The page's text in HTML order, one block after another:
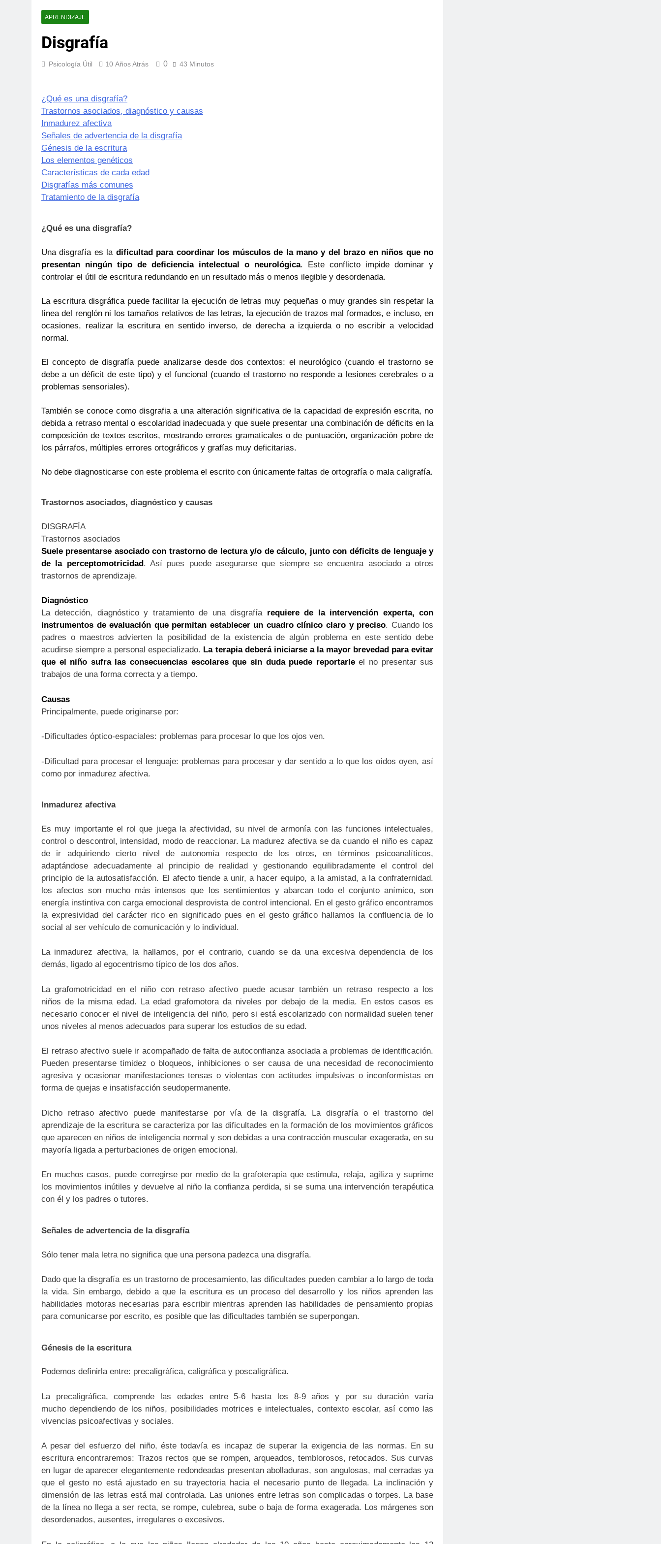
APRENDIZAJE
Disgrafía
Psicología Útil 10 Años Atrás 0 43 Minutos
¿Qué es una disgrafía?
Trastornos asociados, diagnóstico y causas
Inmadurez afectiva
Señales de advertencia de la disgrafía
Génesis de la escritura
Los elementos genéticos
Características de cada edad
Disgrafías más comunes
Tratamiento de la disgrafía
¿Qué es una disgrafía?
Una disgrafía es la dificultad para coordinar los músculos de la mano y del brazo en niños que no
presentan ningún tipo de deficiencia intelectual o neurológica. Este conflicto impide dominar y
controlar el útil de escritura redundando en un resultado más o menos ilegible y desordenada.
La escritura disgráfica puede facilitar la ejecución de letras muy pequeñas o muy grandes sin respetar la
línea del renglón ni los tamaños relativos de las letras, la ejecución de trazos mal formados, e incluso, en
ocasiones, realizar la escritura en sentido inverso, de derecha a izquierda o no escribir a velocidad
normal.
El concepto de disgrafía puede analizarse desde dos contextos: el neurológico (cuando el trastorno se
debe a un déficit de este tipo) y el funcional (cuando el trastorno no responde a lesiones cerebrales o a
problemas sensoriales).
También se conoce como disgrafia a una alteración significativa de la capacidad de expresión escrita, no
debida a retraso mental o escolaridad inadecuada y que suele presentar una combinación de déficits en la
composición de textos escritos, mostrando errores gramaticales o de puntuación, organización pobre de
los párrafos, múltiples errores ortográficos y grafías muy deficitarias.
No debe diagnosticarse con este problema el escrito con únicamente faltas de ortografía o mala caligrafía.
Trastornos asociados, diagnóstico y causas
DISGRAFÍA
Trastornos asociados
Suele presentarse asociado con trastorno de lectura y/o de cálculo, junto con déficits de lenguaje y
de la perceptomotricidad. Así pues puede asegurarse que siempre se encuentra asociado a otros
trastornos de aprendizaje.
Diagnóstico
La detección, diagnóstico y tratamiento de una disgrafía requiere de la intervención experta, con
instrumentos de evaluación que permitan establecer un cuadro clínico claro y preciso. Cuando los
padres o maestros advierten la posibilidad de la existencia de algún problema en este sentido debe
acudirse siempre a personal especializado. La terapia deberá iniciarse a la mayor brevedad para evitar
que el niño sufra las consecuencias escolares que sin duda puede reportarleel no presentar sus
trabajos de una forma correcta y a tiempo.
Causas
Principalmente, puede originarse por:
-Dificultades óptico-espaciales: problemas para procesar lo que los ojos ven.
-Dificultad para procesar el lenguaje: problemas para procesar y dar sentido a lo que los oídos oyen, así
como por inmadurez afectiva.
Inmadurez afectiva
Es muy importante el rol que juega la afectividad, su nivel de armonía con las funciones intelectuales,
control o descontrol, intensidad, modo de reaccionar. La madurez afectiva se da cuando el niño es capaz
de ir adquiriendo cierto nivel de autonomía respecto de los otros, en términos psicoanalíticos,
adaptándose adecuadamente al principio de realidad y gestionando equilibradamente el control del
principio de la autosatisfacción. El afecto tiende a unir, a hacer equipo, a la amistad, a la confraternidad.
los afectos son mucho más intensos que los sentimientos y abarcan todo el conjunto anímico, son
energía instintiva con carga emocional desprovista de control intencional. En el gesto gráfico encontramos
la expresividad del carácter rico en significado pues en el gesto gráfico hallamos la confluencia de lo
social al ser vehículo de comunicación y lo individual.
La inmadurez afectiva, la hallamos, por el contrario, cuando se da una excesiva dependencia de los
demás, ligado al egocentrismo típico de los dos años.
La grafomotricidad en el niño con retraso afectivo puede acusar también un retraso respecto a los
niños de la misma edad. La edad grafomotora da niveles por debajo de la media. En estos casos es
necesario conocer el nivel de inteligencia del niño, pero si está escolarizado con normalidad suelen tener
unos niveles al menos adecuados para superar los estudios de su edad.
El retraso afectivo suele ir acompañado de falta de autoconfianza asociada a problemas de identificación.
Pueden presentarse timidez o bloqueos, inhibiciones o ser causa de una necesidad de reconocimiento
agresiva y ocasionar manifestaciones tensas o violentas con actitudes impulsivas o inconformistas en
forma de quejas e insatisfacción seudopermanente.
Dicho retraso afectivo puede manifestarse por vía de la disgrafía. La disgrafía o el trastorno del
aprendizaje de la escritura se caracteriza por las dificultades en la formación de los movimientos gráficos
que aparecen en niños de inteligencia normal y son debidas a una contracción muscular exagerada, en su
mayoría ligada a perturbaciones de origen emocional.
En muchos casos, puede corregirse por medio de la grafoterapia que estimula, relaja, agiliza y suprime
los movimientos inútiles y devuelve al niño la confianza perdida, si se suma una intervención terapéutica
con él y los padres o tutores.
Señales de advertencia de la disgrafía
Sólo tener mala letra no significa que una persona padezca una disgrafía.
Dado que la disgrafía es un trastorno de procesamiento, las dificultades pueden cambiar a lo largo de toda
la vida. Sin embargo, debido a que la escritura es un proceso del desarrollo y los niños aprenden las
habilidades motoras necesarias para escribir mientras aprenden las habilidades de pensamiento propias
para comunicarse por escrito, es posible que las dificultades también se superpongan.
Génesis de la escritura
Podemos definirla entre: precaligráfica, caligráfica y poscaligráfica.
La precaligráfica, comprende las edades entre 5-6 hasta los 8-9 años y por su duración varía
mucho dependiendo de los niños, posibilidades motrices e intelectuales, contexto escolar, así como las
vivencias psicoafectivas y sociales.
A pesar del esfuerzo del niño, éste todavía es incapaz de superar la exigencia de las normas. En su
escritura encontraremos: Trazos rectos que se rompen, arqueados, temblorosos, retocados. Sus curvas
en lugar de aparecer elegantemente redondeadas presentan abolladuras, son angulosas, mal cerradas ya
que el gesto no está ajustado en su trayectoria hacia el necesario punto de llegada. La inclinación y
dimensión de las letras está mal controlada. Las uniones entre letras son complicadas o torpes. La base
de la línea no llega a ser recta, se rompe, culebrea, sube o baja de forma exagerada. Los márgenes son
desordenados, ausentes, irregulares o excesivos.